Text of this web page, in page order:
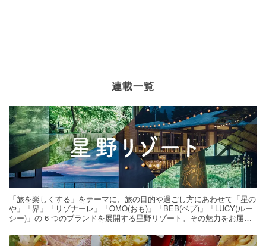
連載一覧
「旅を楽しくする」をテーマに、旅の目的や過ごし方にあわせて「星の
や」「界」「リゾナーレ」「OMO(おも)」「BEB(ベブ)」「LUCY(ルー
シー)」の 6 つのブランドを展開する星野リゾート。その魅力をお届け